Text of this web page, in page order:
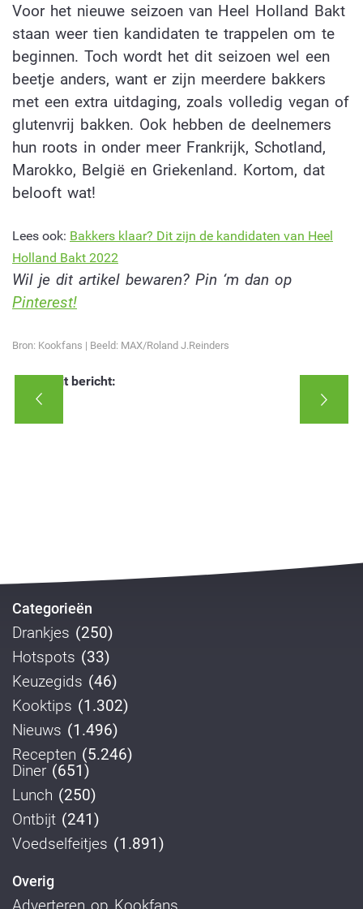
Voor het nieuwe seizoen van Heel Holland Bakt
staan weer tien kandidaten te trappelen om te
beginnen. Toch wordt het dit seizoen wel een
beetje anders, want er zijn meerdere bakkers
met een extra uitdaging, zoals volledig vegan of
glutenvrij bakken. Ook hebben de deelnemers
hun roots in onder meer Frankrijk, Schotland,
Marokko, België en Griekenland. Kortom, dat
belooft wat!
Lees ook: Bakkers klaar? Dit zijn de kandidaten van Heel
Holland Bakt 2022
Wil je dit artikel bewaren? Pin ‘m dan op
Pinterest!
Bron: Kookfans | Beeld: MAX/Roland J.Reinders
Deel dit bericht:
Categorieën
Drankjes (250)
Hotspots (33)
Keuzegids (46)
Kooktips (1.302)
Nieuws (1.496)
Recepten (5.246)
Diner (651)
Lunch (250)
Ontbijt (241)
Voedselfeitjes (1.891)
Overig